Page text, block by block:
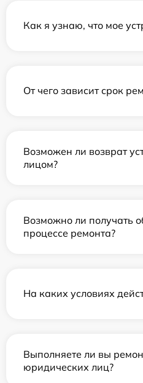
Как я узнаю, что мое
От чего зависит срок
Возможен ли возврат
лицом?
Возможно ли получать
процессе ремонта?
На каких условиях
Выполняете ли вы
юридических лиц?